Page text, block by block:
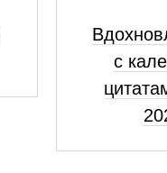
с